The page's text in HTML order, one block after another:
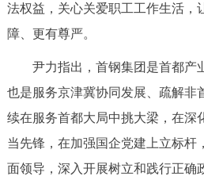
法权益，关心关爱职工工作生活，
障、更有尊严。
尹力指出，首钢集团是首都产业
也是服务京津冀协同发展、疏解非
续在服务首都大局中挑大梁，在深
当先锋，在加强国企党建上立标杆
面领导，深入开展树立和践行正确